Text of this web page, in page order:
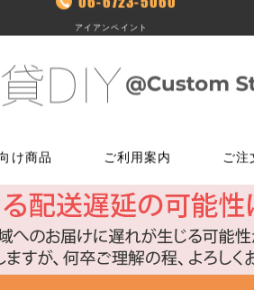
アイアンペイント
使う
てはがせるクッションフロア
ーリング補修グッズ
工具・
ローラ
マスカー
け商品
ーツ 床に使う
貼ってはがせるクッショ
フローリング補修グッズ
ご利用案内 ご注
でのご注文
5174
注文用紙はこちら
メール
話でのご注文
5060
タマーセンター
9：30～17：00
LINEで
こちら